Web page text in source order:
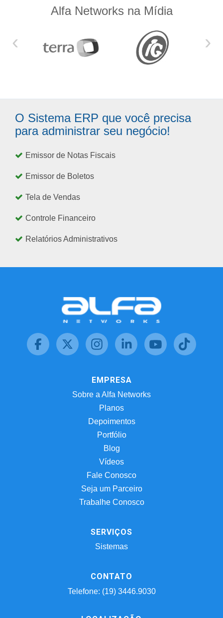
Alfa Networks na Mídia
‹ ›
O Sistema ERP que você precisa
para administrar seu negócio!
Emissor de Notas Fiscais
Emissor de Boletos
Tela de Vendas
Controle Financeiro
Relatórios Administrativos
EMPRESA
Sobre a Alfa Networks
Planos
Depoimentos
Portfólio
Blog
Vídeos
Fale Conosco
Seja um Parceiro
Trabalhe Conosco
SERVIÇOS
Sistemas
CONTATO
Telefone: (19) 3446.9030